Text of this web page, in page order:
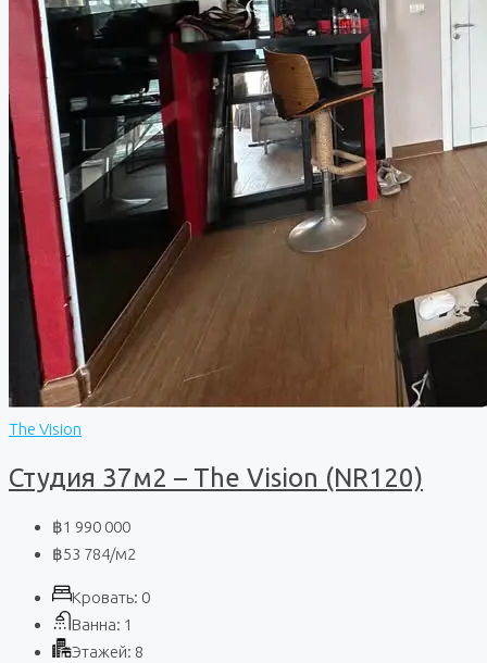
The Vision
Студия 37м2 – The Vision (NR120)
฿1 990 000
฿53 784/м2
Кровать: 0
Ванна: 1
Этажей: 8